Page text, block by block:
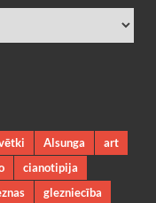
Alsunga
art
cianotipija
glezniecība